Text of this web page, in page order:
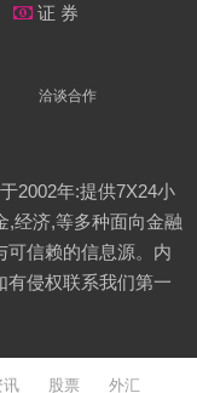
证 券
洽谈合作
2002年:提供7X24小
,经济,等多种面向金融
可信赖的信息源。内
有侵权联系我们第一
讯 股票 外汇